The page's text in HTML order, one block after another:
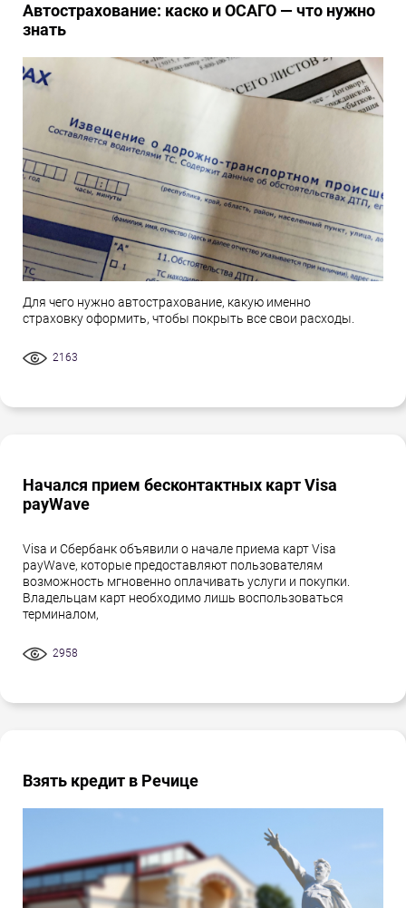
Автострахование: каско и ОСАГО — что нужно
знать
Для чего нужно автострахование, какую именно
страховку оформить, чтобы покрыть все свои расходы.
2163
Начался прием бесконтактных карт Visa
payWave
Visa и Сбербанк объявили о начале приема карт Visa
payWave, которые предоставляют пользователям
возможность мгновенно оплачивать услуги и покупки.
Владельцам карт необходимо лишь воспользоваться
терминалом,
2958
Взять кредит в Речице